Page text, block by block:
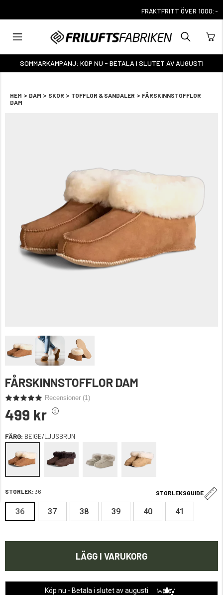
FRAKTFRITT ÖVER 1000:-
SOMMARKAMPANJ: KÖP NU - BETALA I SLUTET AV AUGUSTI
HEM > DAM > SKOR > TOFFLOR & SANDALER > FÅRSKINNSTOFFLOR
DAM
FÅRSKINNSTOFFLOR DAM
Recensioner (1)
499 kr
FÄRG: BEIGE/LJUSBRUN
STORLEK: 36 STORLEKSGUIDE
36 37 38 39 40 41
LÄGG I VARUKORG
Köp nu - Betala i slutet av augusti